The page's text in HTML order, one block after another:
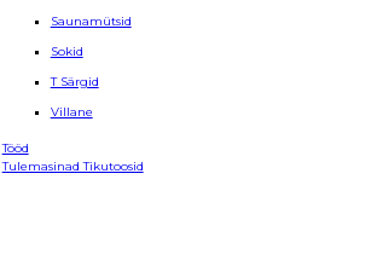
Saunamütsid
Sokid
T Särgid
Villane
Tööd
Tulemasinad Tikutoosid